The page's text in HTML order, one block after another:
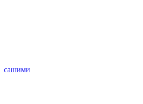
сашими